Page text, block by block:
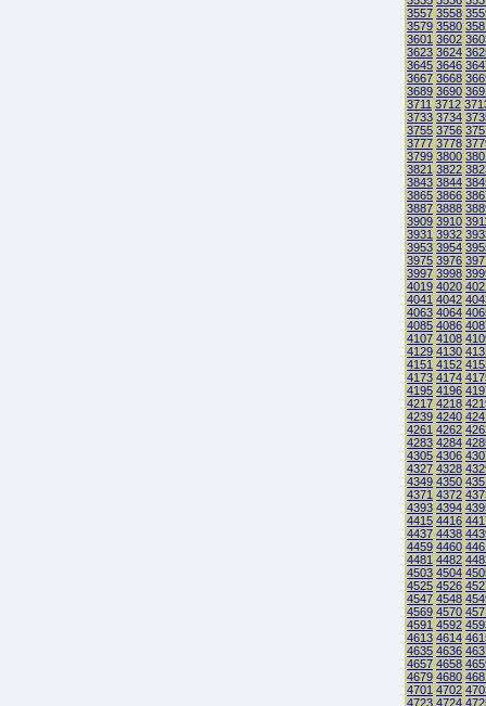
3557 3558
3579 3580
3601 3602
3623 3624
3645 3646
3667 3668
3689 3690
3711 3712
3733 3734
3755 3756
3777 3778
3799 3800
3821 3822
3843 3844
3865 3866
3887 3888
3909 3910
3931 3932
3953 3954
3975 3976
3997 3998
4019 4020
4041 4042
4063 4064
4085 4086
4107 4108
4129 4130
4151 4152
4173 4174
4195 4196
4217 4218
4239 4240
4261 4262
4283 4284
4305 4306
4327 4328
4349 4350
4371 4372
4393 4394
4415 4416
4437 4438
4459 4460
4481 4482
4503 4504
4525 4526
4547 4548
4569 4570
4591 4592
4613 4614
4635 4636
4657 4658
4679 4680
4701 4702
4723 4724